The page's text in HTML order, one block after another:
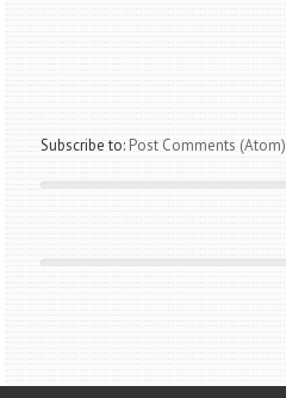
Subscribe to: Post Comments (Atom)